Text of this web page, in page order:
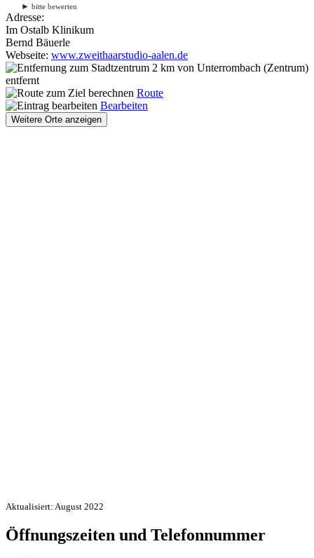
► bitte bewerten
Adresse:
Im Ostalb Klinikum
Bernd Bäuerle
Webseite: www.zweithaarstudio-aalen.de
2 km von Unterrombach (Zentrum)
entfernt
Route
Bearbeiten
Weitere Orte anzeigen
Aktualisiert: August 2022
Öffnungszeiten und Telefonnummer